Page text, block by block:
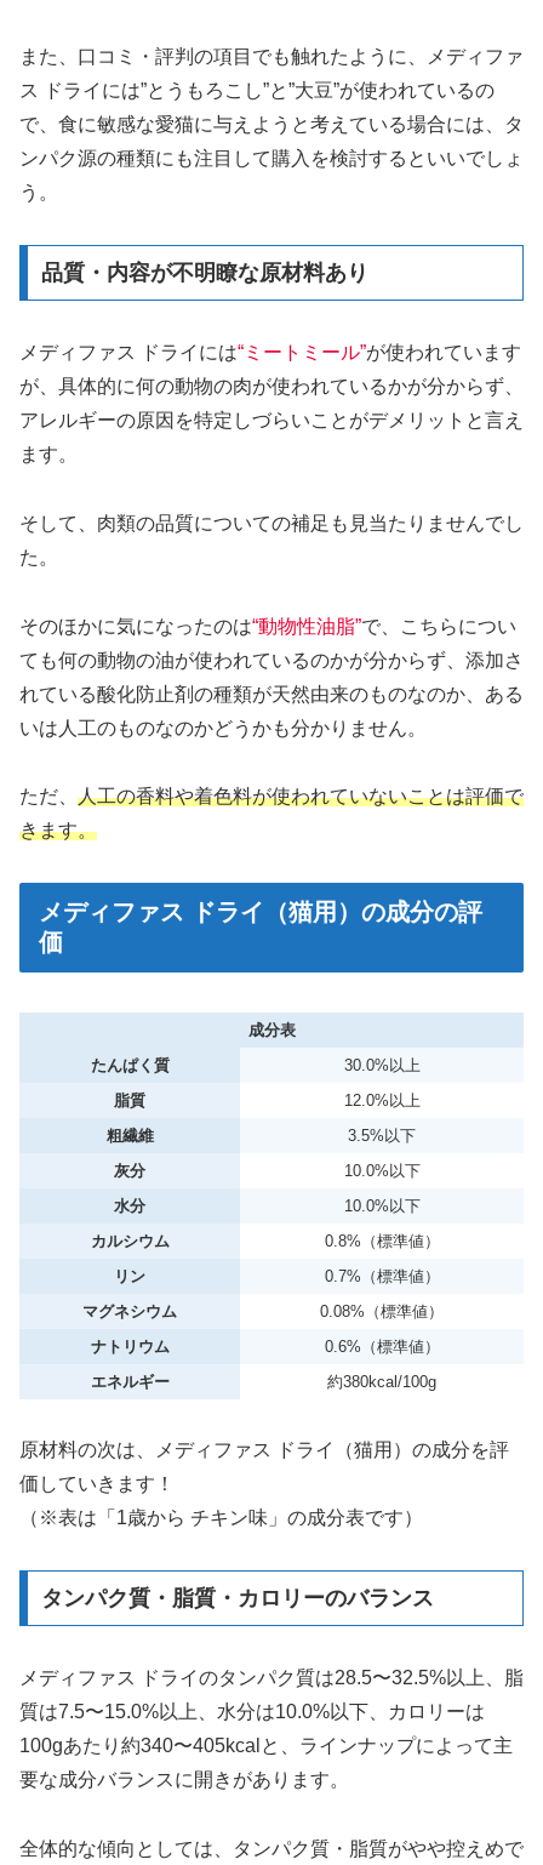
また、口コミ・評判の項目でも触れたように、メディファ
ス ドライには”とうもろこし”と”大豆”が使われているの
で、食に敏感な愛猫に与えようと考えている場合には、タ
ンパク源の種類にも注目して購入を検討するといいでしょ
う。
品質・内容が不明瞭な原材料あり
メディファス ドライには“ミートミール”が使われています
が、具体的に何の動物の肉が使われているかが分からず、
アレルギーの原因を特定しづらいことがデメリットと言え
ます。
そして、肉類の品質についての補足も見当たりませんでし
た。
そのほかに気になったのは“動物性油脂”で、こちらについ
ても何の動物の油が使われているのかが分からず、添加さ
れている酸化防止剤の種類が天然由来のものなのか、ある
いは人工のものなのかどうかも分かりません。
ただ、 人工の香料や着色料が使われていないことは評価で
きます。
メディファス ドライ（猫用）の成分の評
価
成分表
たんぱく質
30.0%以上
脂質
12.0%以上
粗繊維
3.5%以下
灰分
10.0%以下
水分
10.0%以下
カルシウム
0.8%（標準値）
リン
0.7%（標準値）
マグネシウム
0.08%（標準値）
ナトリウム
0.6%（標準値）
エネルギー
約380kcal/100g
原材料の次は、メディファス ドライ（猫用）の成分を評
価していきます！
（※表は「1歳から チキン味」の成分表です）
タンパク質・脂質・カロリーのバランス
メディファス ドライのタンパク質は28.5〜32.5%以上、脂
質は7.5〜15.0%以上、水分は10.0%以下、カロリーは
100gあたり約340〜405kcalと、ラインナップによって主
要な成分バランスに開きがあります。
全体的な傾向としては、タンパク質・脂質がやや控えめで